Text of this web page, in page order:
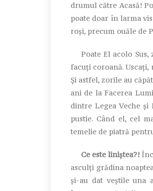
drumul către Acasă!
poate doar în larma
roși, precum ouăle de
Poate El acolo Sus,
facuți coroană.
Și astfel, zorile au
ani de la Facerea
dintre Legea Veche
pustie. Când el, cel
temelie de piatră
Ce este liniștea?!
asculți grădina
și-au dat veștile una